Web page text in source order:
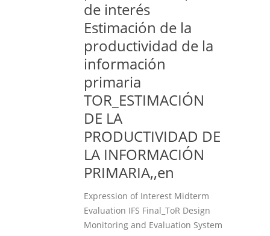
de interés
Estimación de la
productividad de la
información
primaria
TOR_ESTIMACIÓN
DE LA
PRODUCTIVIDAD DE
LA INFORMACIÓN
PRIMARIA,,en
Expression of Interest Midterm
Evaluation IFS Final_ToR Design
Monitoring and Evaluation System